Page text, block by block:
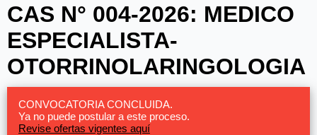
CAS N° 004-2026: MEDICO
ESPECIALISTA-
OTORRINOLARINGOLOGIA
CONVOCATORIA CONCLUIDA.
Ya no puede postular a este proceso.
Revise ofertas vigentes aquí